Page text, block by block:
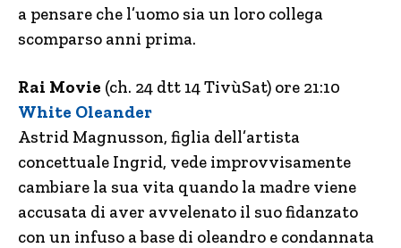
a pensare che l’uomo sia un loro collega
scomparso anni prima.
Rai Movie (ch. 24 dtt 14 TivùSat) ore 21:10
White Oleander
Astrid Magnusson, figlia dell’artista
concettuale Ingrid, vede improvvisamente
cambiare la sua vita quando la madre viene
accusata di aver avvelenato il suo fidanzato
con un infuso a base di oleandro e condannata